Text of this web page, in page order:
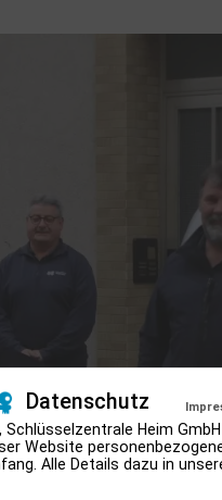
Datenschutz
Schlüsselzentrale Heim
Website
Alle Details dazu in